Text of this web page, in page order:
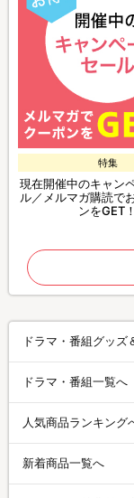
特集
現在開催中のキャン
ル／メルマガ購読で
ンをGET！
ドラマ・番組グッズ
ドラマ・番組一覧へ
人気商品ランキング
新着商品一覧へ